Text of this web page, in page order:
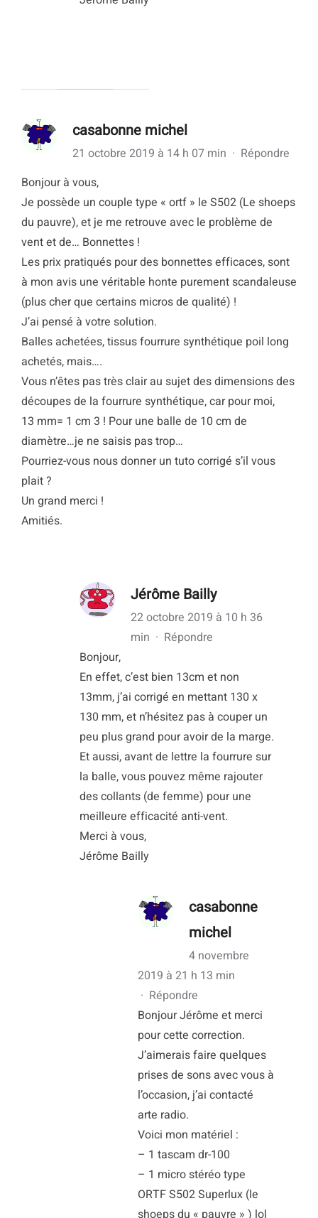
casabonne michel
21 octobre 2019 à 14 h 07 min · Répondre
Bonjour à vous,
Je possède un couple type « ortf » le S502 (Le shoeps
du pauvre), et je me retrouve avec le problème de
vent et de… Bonnettes !
Les prix pratiqués pour des bonnettes efficaces, sont
à mon avis une véritable honte purement scandaleuse
(plus cher que certains micros de qualité) !
J’ai pensé à votre solution.
Balles achetées, tissus fourrure synthétique poil long
achetés, mais….
Vous n’êtes pas très clair au sujet des dimensions des
découpes de la fourrure synthétique, car pour moi,
13 mm= 1 cm 3 ! Pour une balle de 10 cm de
diamètre…je ne saisis pas trop…
Pourriez-vous nous donner un tuto corrigé s’il vous
plait ?
Un grand merci !
Amitiés.
Jérôme Bailly
22 octobre 2019 à 10 h 36
min · Répondre
Bonjour,
En effet, c’est bien 13cm et non
13mm, j’ai corrigé en mettant 130 x
130 mm, et n’hésitez pas à couper un
peu plus grand pour avoir de la marge.
Et aussi, avant de lettre la fourrure sur
la balle, vous pouvez même rajouter
des collants (de femme) pour une
meilleure efficacité anti-vent.
Merci à vous,
Jérôme Bailly
casabonne
michel
4 novembre
2019 à 21 h 13 min
· Répondre
Bonjour Jérôme et merci
pour cette correction.
J’aimerais faire quelques
prises de sons avec vous à
l’occasion, j’ai contacté
arte radio.
Voici mon matériel :
– 1 tascam dr-100
– 1 micro stéréo type
ORTF S502 Superlux (le
shoeps du « pauvre » ) lol